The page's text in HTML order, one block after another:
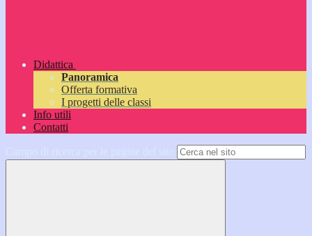
Didattica
Panoramica
Offerta formativa
I progetti delle classi
Info utili
Contatti